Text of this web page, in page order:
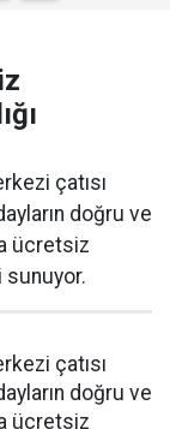
çatısı
doğru ve
ücretsiz
sunuyor.
çatısı
doğru ve
ücretsiz